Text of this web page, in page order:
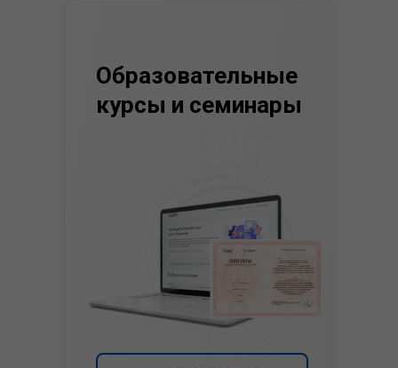
Образовательные
курсы и семинары